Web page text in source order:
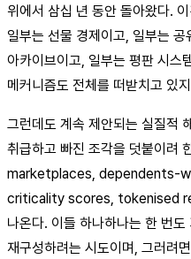
위에서 삼십 년 동안 돌아왔다.
일부는 선물 경제이고, 일부는
아카이브이고, 일부는 평판 시스
메커니즘도 전체를 떠받치고 있
그런데도 계속 제안되는 실질적
취급하고 빠진 조각을 덧붙이
marketplaces, dependents-
criticality scores, tokenised
나온다. 이들 하나하나는 한 번
재구성하려는 시도이며, 그러려